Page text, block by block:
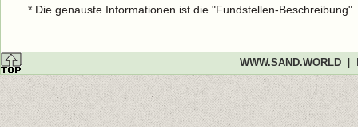
* Die genauste Informationen ist die "Fundstellen-
WWW.SAND.WORLD|